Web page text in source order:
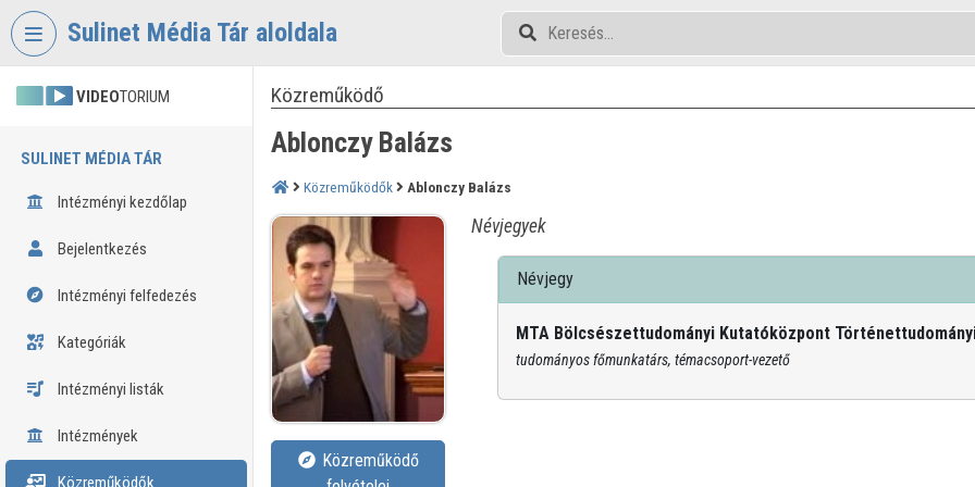
Fejléc kihagyása
Sulinet Média Tár aloldala
VIDEOTORIUM
SULINET MÉDIA TÁR
Intézményi kezdőlap
Bejelentkezés
Intézményi felfedezés
Kategóriák
Intézményi listák
Intézmények
Közreműködők
Közreműködő
Ablonczy Balázs
Közreműködők Ablonczy Balázs
Névjegyek
Névjegy
MTA Bölcsészettudományi Kutatóközpont
tudományos főmunkatárs, témacsoport-vezető